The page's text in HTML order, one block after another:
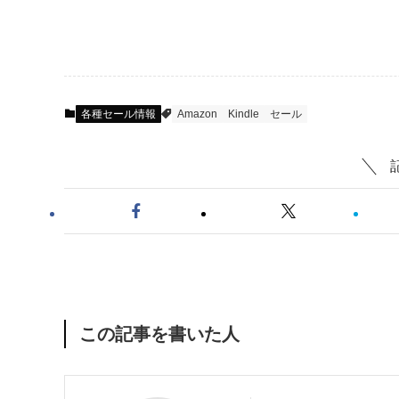
各種セール情報 Amazon Kindle セール
この記事を書いた人